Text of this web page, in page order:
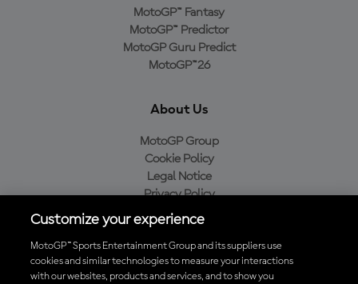
MotoGP™ Fantasy
MotoGP™ Predictor
MotoGP Guru Predict
MotoGP™26
About Us
MotoGP Group
Cookie Policy
Legal Notice
Privacy Policy
Purchase Policy
Baixe o aplicativo oficial da MotoGP™
Customize your experience
MotoGP™ Sports Entertainment Group and its suppliers use
cookies and similar technologies to measure your interactions
with our websites, products and services, and to show you